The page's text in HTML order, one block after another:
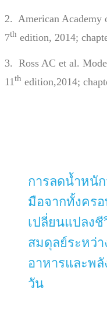
2. American Academy
7th edition, 2014;
3. Ross AC et al.
11th edition,2014;
การลดน้ำหนั
มือจากทั้งคร
เปลี่ยนแปลง
สมดุลย์ระหว่
อาหารและพ
วัน